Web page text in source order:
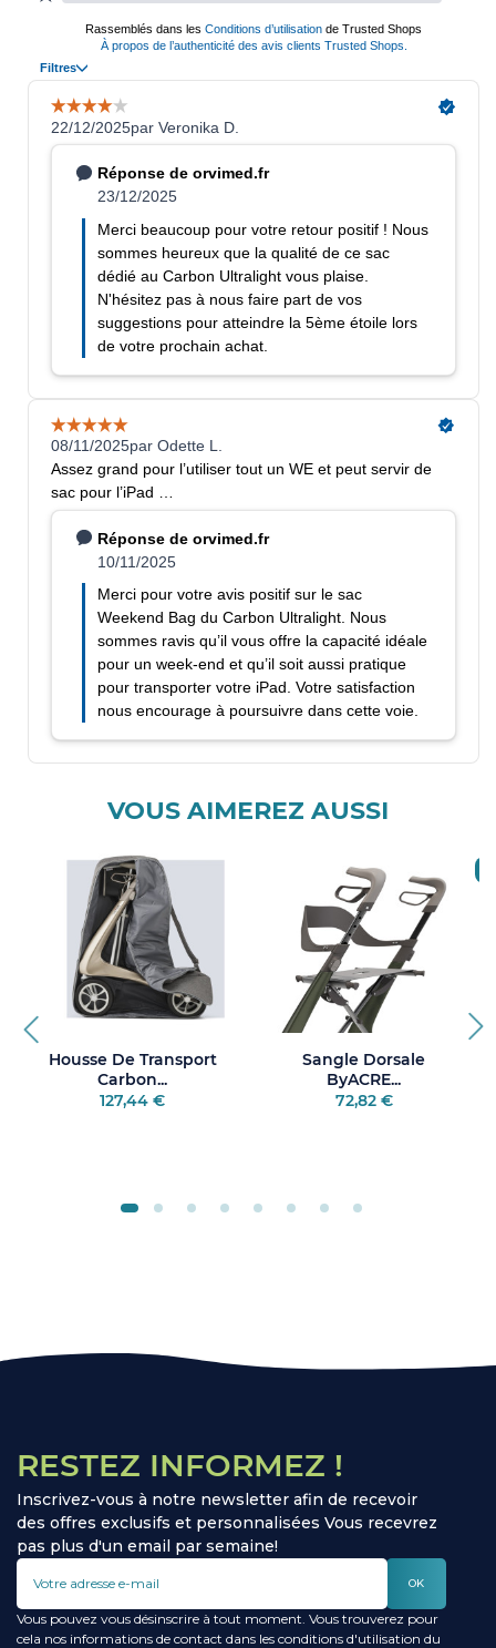
VOUS AIMEREZ AUSSI
Housse De Transport
Carbon...
127,44 €
Sangle Dorsale
ByACRE...
72,82 €
RESTEZ INFORMEZ !
Inscrivez-vous à notre newsletter afin de recevoir
des offres exclusifs et personnalisées Vous recevrez
pas plus d'un email par semaine!
OK
Vous pouvez vous désinscrire à tout moment. Vous trouverez pour
cela nos informations de contact dans les conditions d'utilisation du